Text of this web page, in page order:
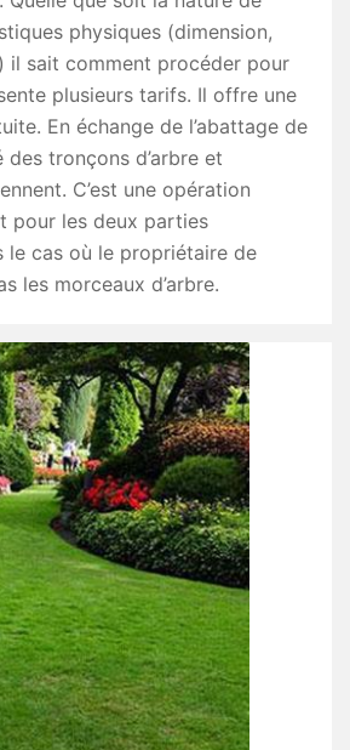
physiques (dimension,
il sait comment procéder pour
plusieurs tarifs. Il offre une
En échange de l’abattage de
des tronçons d’arbre et
C’est une opération
pour les deux parties
le cas où le propriétaire de
les morceaux d’arbre.